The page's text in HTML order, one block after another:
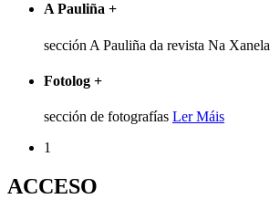
A Pauliña +
sección A Pauliña da revista Na Xanela
Fotolog +
sección de fotografías Ler Máis
1
ACCESO